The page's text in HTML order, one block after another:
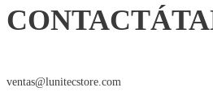
ventas@lunitecstore.com